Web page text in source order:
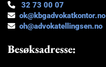
 32 73 00 07
 ok@kbgadvokatkontor.no
 oh@advokatellingsen.no
Besøksadresse: